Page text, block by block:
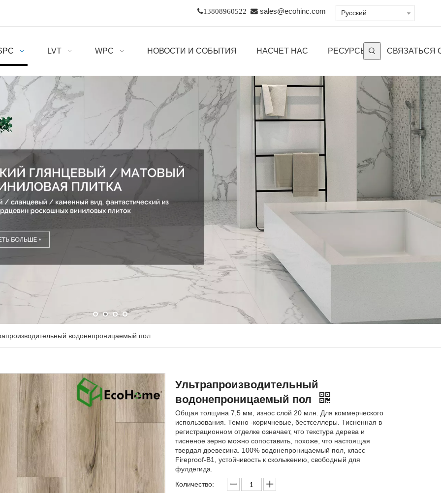
13808960522  sales@ecohinc.com Pусский
LVT WPC НОВОСТИ И СОБЫТИЯ НАСЧЕТ НАС РЕСУРСЫ СВЯЗАТЬСЯ
водонепроницаемый пол
Ультрапроизводительный
водонепроницаемый пол
Общая толщина 7,5 мм, износ слой 20 млн. Для коммерческого
использования. Темно -коричневые, бестселлеры. Тисненная в
регистрационном отделке означает, что текстура дерева и
тисненое зерно можно сопоставить, похоже, что настоящая
твердая древесина. 100% водонепроницаемый пол, класс
Fireproof-B1, устойчивость к скольжению, свободный для
фулдегида.
Количество: